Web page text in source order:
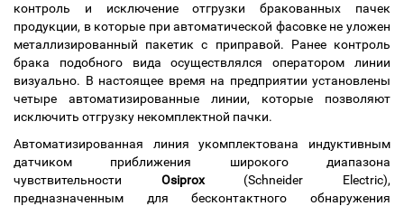
контроль и исключение отгрузки бракованных пачек
продукции, в которые при автоматической фасовке не уложен
металлизированный пакетик с приправой. Ранее контроль
брака подобного вида осуществлялся оператором линии
визуально. В настоящее время на предприятии установлены
четыре автоматизированные линии, которые позволяют
исключить отгрузку некомплектной пачки.
Автоматизированная линия укомплектована индуктивным
датчиком приближения широкого диапазона
чувствительности Osiprox (Schneider Electric),
предназначенным для бесконтактного обнаружения